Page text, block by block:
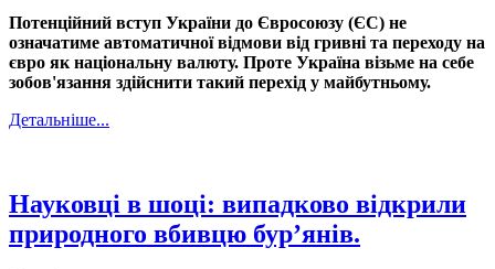
Потенційний вступ України до Євросоюзу (ЄС) не
означатиме автоматичної відмови від гривні та переходу на
євро як національну валюту. Проте Україна візьме на себе
зобов'язання здійснити такий перехід у майбутньому.
Детальніше...
Науковці в шоці: випадково відкрили
природного вбивцю бур’янів.